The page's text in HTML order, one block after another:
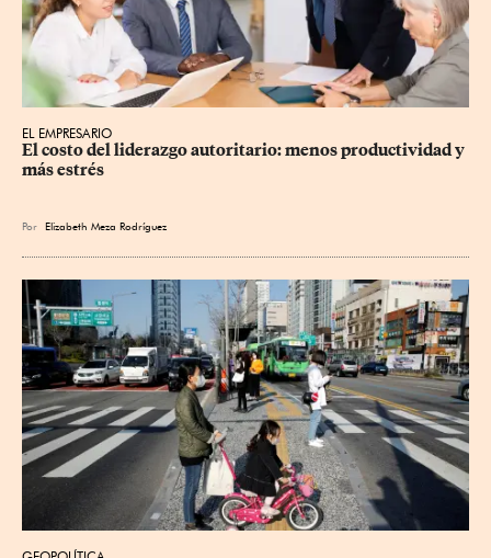
EL EMPRESARIO
El costo del liderazgo autoritario: menos productividad y
más estrés
Por Elizabeth Meza Rodríguez